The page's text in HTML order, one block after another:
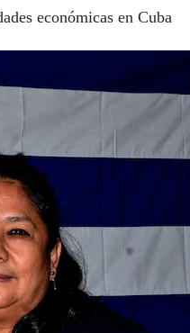
económicas en Cuba